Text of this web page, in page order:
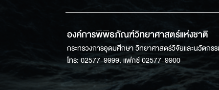
องค์การพิพิธภัณฑ์วิทยาศาสตร์แห่งชาติ
กระทรวงการอุดมศึกษา วิทยาศาสตร์วิจัยและนวัตก
โทร: 02577-9999, แฟกซ์ 02577-9900